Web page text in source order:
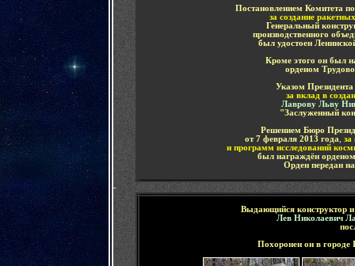
Постановлением Комитета
за создание
Генеральный
производственного
был удостоен
Кроме этого он был
орденом
Указом
за вклад в
Лаврову Льву
"Заслуженный
Решением Бюро
от 7 февраля 2013 года
за
и программ исследований
был награждён
Орден передан
-
Выдающийся конструктор и
Лев Николаевич
Похоронен он в городе